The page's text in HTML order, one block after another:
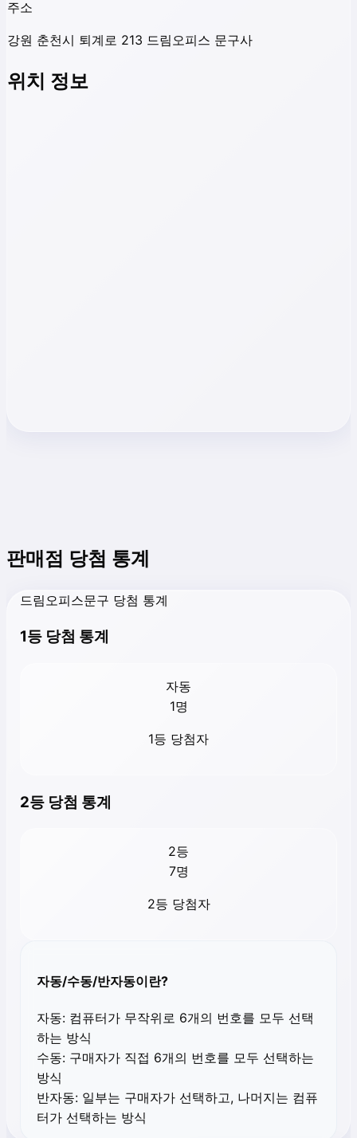
주소
강원 춘천시 퇴계로 213 드림오피스 문구사
위치 정보
판매점 당첨 통계
드림오피스문구 당첨 통계
1등 당첨 통계
자동
1명
1등 당첨자
2등 당첨 통계
2등
7명
2등 당첨자
자동/수동/반자동이란?
자동: 컴퓨터가 무작위로 6개의 번호를 모두 선택
하는 방식
수동: 구매자가 직접 6개의 번호를 모두 선택하는
방식
반자동: 일부는 구매자가 선택하고, 나머지는 컴퓨
터가 선택하는 방식